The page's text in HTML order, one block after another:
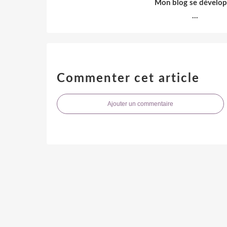
Mon blog se
...
Commenter cet article
Ajouter un commentaire